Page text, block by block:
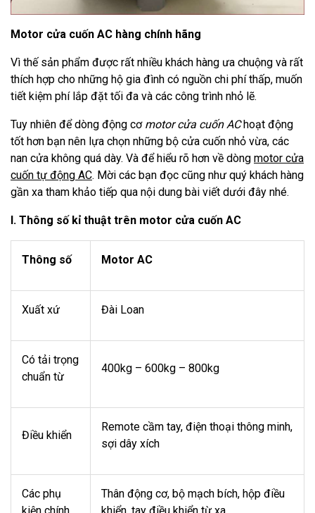
Motor cửa cuốn AC hàng chính hãng
Vì thế sản phẩm được rất nhiều khách hàng ưa chuộng và rất
thích hợp cho những hộ gia đình có nguồn chi phí thấp, muốn
tiết kiệm phí lắp đặt tối đa và các công trình nhỏ lẽ.
Tuy nhiên để dòng động cơ motor cửa cuốn AChoạt động
tốt hơn bạn nên lựa chọn những bộ cửa cuốn nhỏ vừa, các
nan cửa không quá dày. Và để hiểu rõ hơn về dòng motor cửa
cuốn tự động AC. Mời các bạn đọc cũng như quý khách hàng
gần xa tham khảo tiếp qua nội dung bài viết dưới đây nhé.
I. Thông số kỉ thuật trên motor cửa cuốn AC
Thông số Motor AC
Xuất xứ Đài Loan
Có tải trọng
chuẩn từ
400kg – 600kg – 800kg
Điều khiển
Remote cầm tay, điện thoại thông minh,
sợi dây xích
Các phụ
Thân động cơ, bộ mạch bích, hộp điều